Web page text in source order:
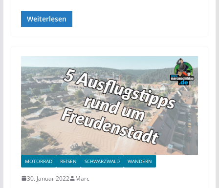
Weiterlesen
MOTORRAD REISEN SCHWARZWALD WANDERN
30. Januar 2022 Marc